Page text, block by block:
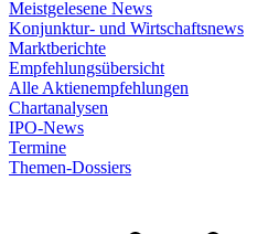
Meistgelesene News
Konjunktur- und Wirtschaftsnews
Marktberichte
Empfehlungsübersicht
Alle Aktienempfehlungen
Chartanalysen
IPO-News
Termine
Themen-Dossiers